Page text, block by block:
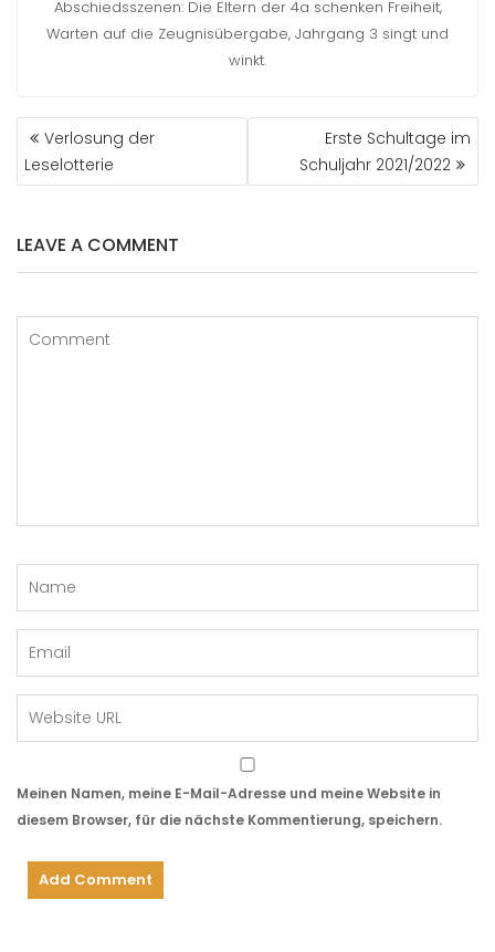
Abschiedsszenen: Die Eltern der 4a schenken Freiheit,
Warten auf die Zeugnisübergabe, Jahrgang 3 singt und
winkt.
BEITRAGS-
NAVIGATION
Verlosung der
Leselotterie
Erste Schultage im
Schuljahr 2021/2022
LEAVE A COMMENT
Meinen Namen, meine E-Mail-Adresse und meine Website in
diesem Browser, für die nächste Kommentierung, speichern.